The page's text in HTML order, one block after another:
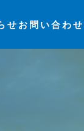
せ お問い合わせ